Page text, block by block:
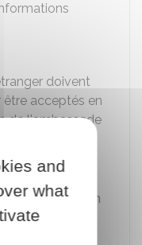
doivent
acceptés en
de l'ambassade
étranger en
and
what